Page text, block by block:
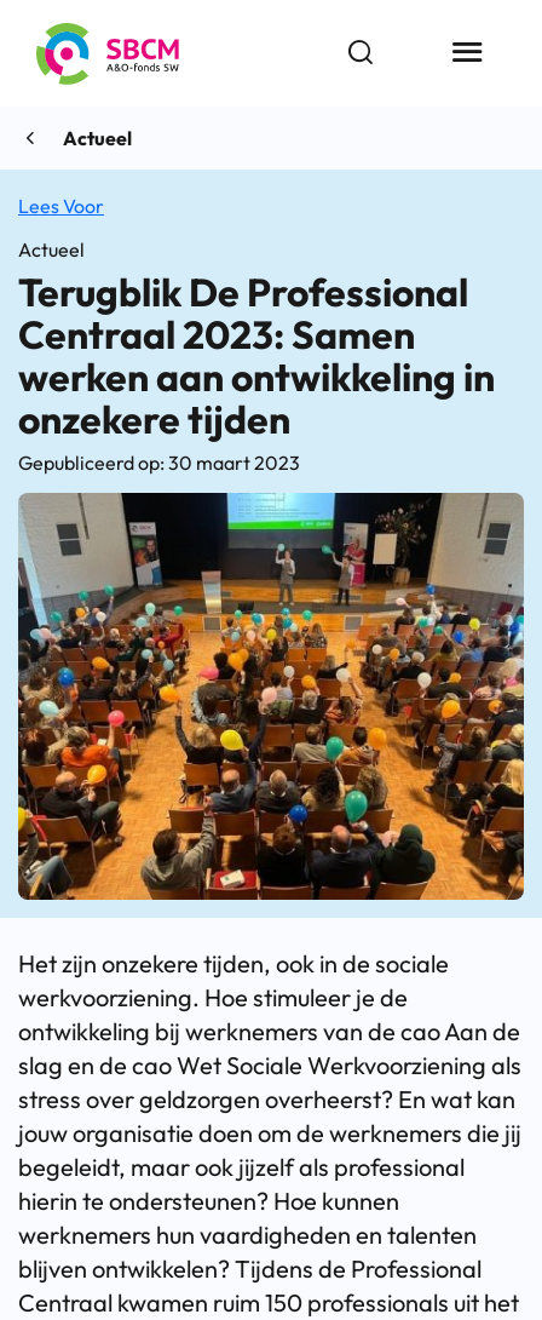
inhoud
Open zoekbalk
Menu
Actueel
Lees Voor
Actueel
Terugblik De Professional
Centraal 2023: Samen
werken aan ontwikkeling in
onzekere tijden
Gepubliceerd op: 30 maart 2023
Het zijn onzekere tijden, ook in de sociale
werkvoorziening. Hoe stimuleer je de
ontwikkeling bij werknemers van de cao Aan de
slag en de cao Wet Sociale Werkvoorziening als
stress over geldzorgen overheerst? En wat kan
jouw organisatie doen om de werknemers die jij
begeleidt, maar ook jijzelf als professional
hierin te ondersteunen? Hoe kunnen
werknemers hun vaardigheden en talenten
blijven ontwikkelen? Tijdens de Professional
Centraal kwamen ruim 150 professionals uit het